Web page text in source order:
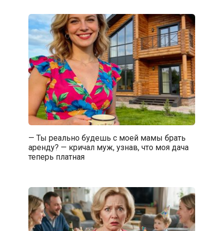
— Ты реально будешь с моей мамы брать
аренду? — кричал муж, узнав, что моя дача
теперь платная